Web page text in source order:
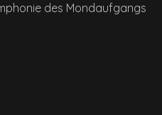
des Mondaufgangs